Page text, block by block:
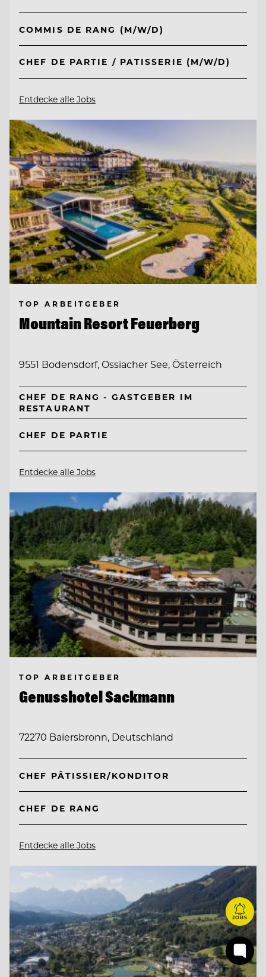
COMMIS DE RANG (M/W/D)
CHEF DE PARTIE / PATISSERIE (M/W/D)
Entdecke alle Jobs
TOP ARBEITGEBER
Mountain Resort Feuerberg
9551 Bodensdorf, Ossiacher See, Österreich
CHEF DE RANG - GASTGEBER IM
RESTAURANT
CHEF DE PARTIE
Entdecke alle Jobs
TOP ARBEITGEBER
Genusshotel Sackmann
72270 Baiersbronn, Deutschland
CHEF PÂTISSIER/KONDITOR
CHEF DE RANG
Entdecke alle Jobs
JOBS